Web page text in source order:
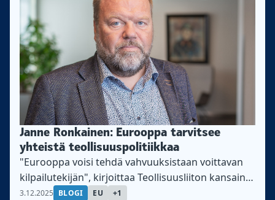
Janne Ronkainen: Eurooppa tarvitsee
yhteistä teollisuuspolitiikkaa
"Eurooppa voisi tehdä vahvuuksistaan voittavan
kilpailutekijän", kirjoittaa Teollisuusliiton kan­sain­
vä­li­sen toiminnan päällikkö Janne Ronkainen.
3.12.2025 BLOGI EU +1